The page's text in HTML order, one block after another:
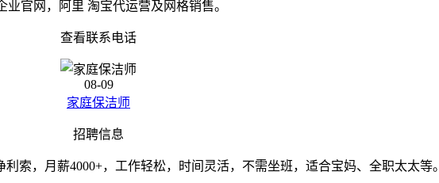
业官网，阿里 淘宝代运营及网格销售。
查看联系电话
08-09
家庭保洁师
招聘信息
索，月薪4000+，工作轻松，时间灵活，不需坐班，适合宝妈、全职太太等。